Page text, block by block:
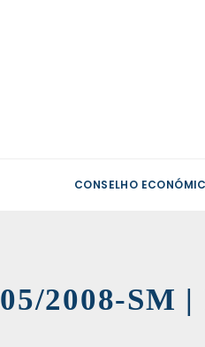
CONSELHO
05/2008-SM